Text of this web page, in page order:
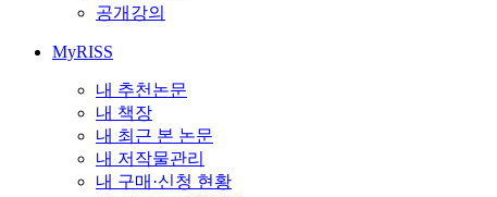
공개강의
MyRISS
내 추천논문
내 책장
내 최근 본 논문
내 저작물관리
내 구매·신청 현황